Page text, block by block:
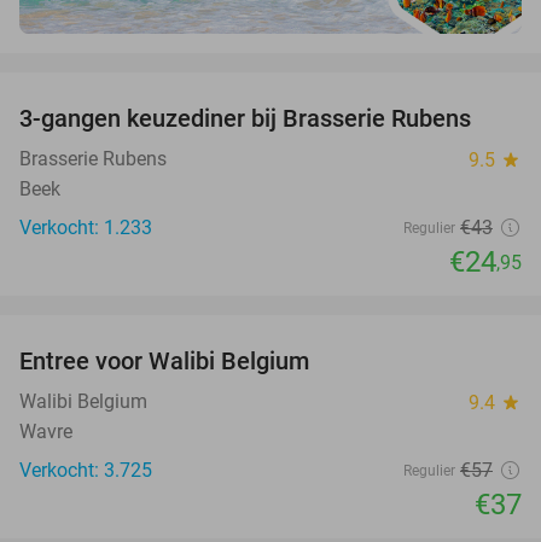
42%
3-gangen keuzediner bij Brasserie Rubens
Brasserie Rubens 9.5 star
Beek
Verkocht: 1.233
Regulier €43
€24,95
Entree voor Walibi Belgium
Walibi Belgium 9.4 star
Wavre
Verkocht: 3.725
Regulier €57
€37